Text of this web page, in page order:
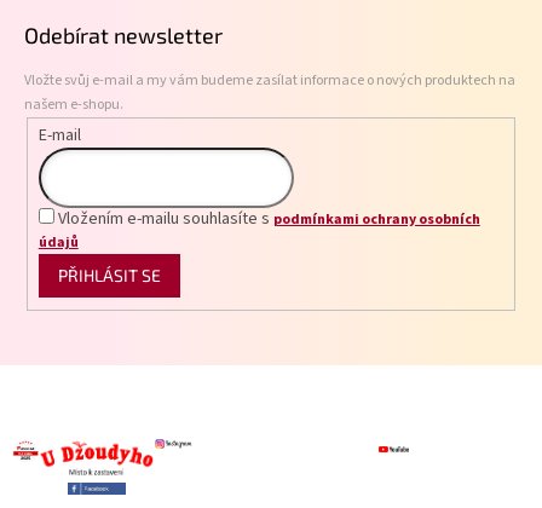
Odebírat newsletter
Vložte svůj e-mail a my vám budeme zasílat informace o nových produktech na
našem e-shopu.
E-mail
Vložením e-mailu souhlasíte s podmínkami ochrany osobních
údajů
PŘIHLÁSIT SE